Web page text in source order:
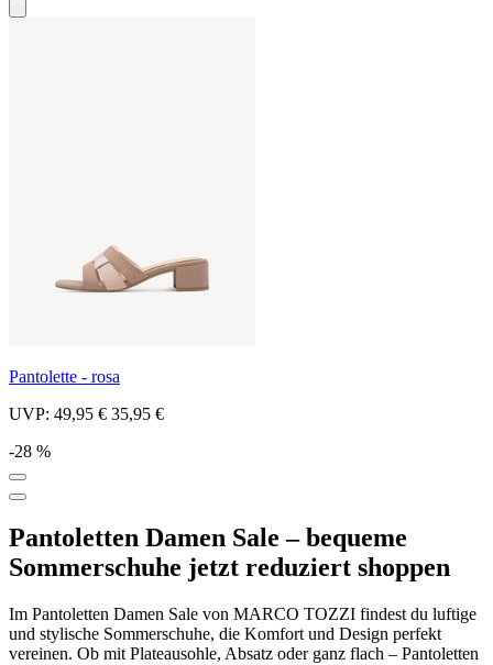
Pantolette - rosa
UVP: 49,95 € 35,95 €
-28 %
Pantoletten Damen Sale – bequeme
Sommerschuhe jetzt reduziert shoppen
Im Pantoletten Damen Sale von MARCO TOZZI findest du luftige
und stylische Sommerschuhe, die Komfort und Design perfekt
vereinen. Ob mit Plateausohle, Absatz oder ganz flach – Pantoletten